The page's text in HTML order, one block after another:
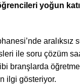
yoğun
aralıksız
ile soru çözüm
branşlarda
ilgi gösteriyor.